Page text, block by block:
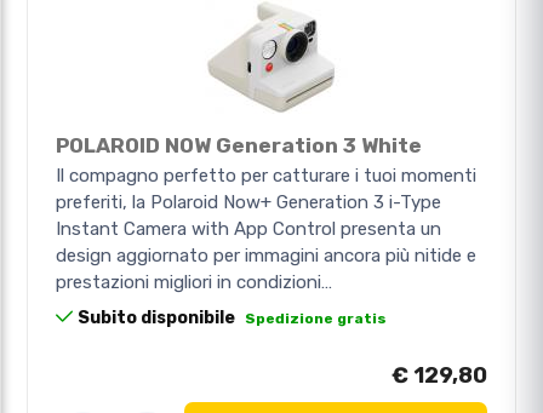
POLAROID NOW Generation 3 White
Il compagno perfetto per catturare i tuoi momenti
preferiti, la Polaroid Now+ Generation 3 i-Type
Instant Camera with App Control presenta un
design aggiornato per immagini ancora più nitide e
prestazioni migliori in condizioni…
Subito disponibile Spedizione gratis
€ 129,80